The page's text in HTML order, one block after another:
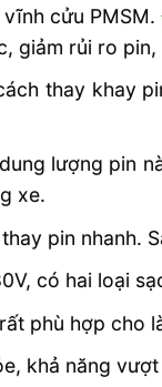
vĩnh cửu PMSM.
giảm rủi ro
thay khay
lượng pin
xe.
pin
có hai loại
phù hợp cho
khả năng